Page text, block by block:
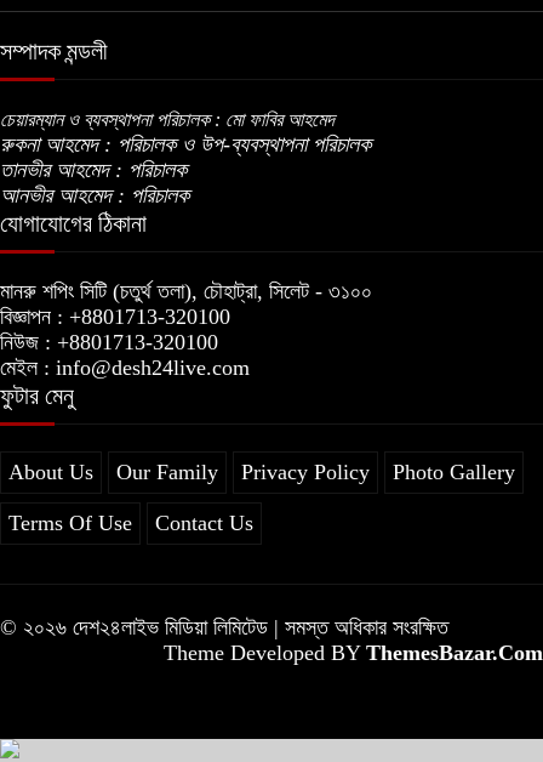
সম্পাদক মন্ডলী
চেয়ারম্যান ও ব্যবস্থাপনা পরিচালক : মো ফাবির আহমেদ
রুকনা আহমেদ : পরিচালক ও উপ-ব্যবস্থাপনা পরিচালক
তানভীর আহমেদ : পরিচালক
আনভীর আহমেদ : পরিচালক
যোগাযোগের ঠিকানা
মানরু শপিং সিটি (চতুর্থ তলা), চৌহাট্রা, সিলেট - ৩১০০
বিজ্ঞাপন : +8801713-320100
নিউজ : +8801713-320100
মেইল : info@desh24live.com
ফুটার মেনু
About Us Our Family Privacy Policy Photo Gallery
Terms Of Use Contact Us
© ২০২৬ দেশ২৪লাইভ মিডিয়া লিমিটেড | সমস্ত অধিকার সংরক্ষিত
Theme Developed BY ThemesBazar.Com